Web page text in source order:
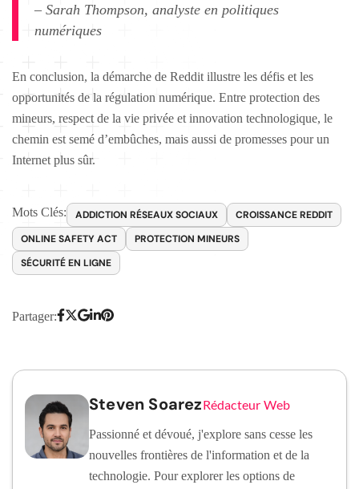
– Sarah Thompson, analyste en politiques
numériques
En conclusion, la démarche de Reddit illustre les défis et les
opportunités de la régulation numérique. Entre protection des
mineurs, respect de la vie privée et innovation technologique, le
chemin est semé d’embûches, mais aussi de promesses pour un
Internet plus sûr.
Mots Clés: ADDICTION RÉSEAUX SOCIAUX
CROISSANCE REDDIT
ONLINE SAFETY ACT
PROTECTION MINEURS
SÉCURITÉ EN LIGNE
Partager:
Steven SoarezRédacteur Web
Passionné et dévoué, j'explore sans cesse les
nouvelles frontières de l'information et de la
technologie. Pour explorer les options de